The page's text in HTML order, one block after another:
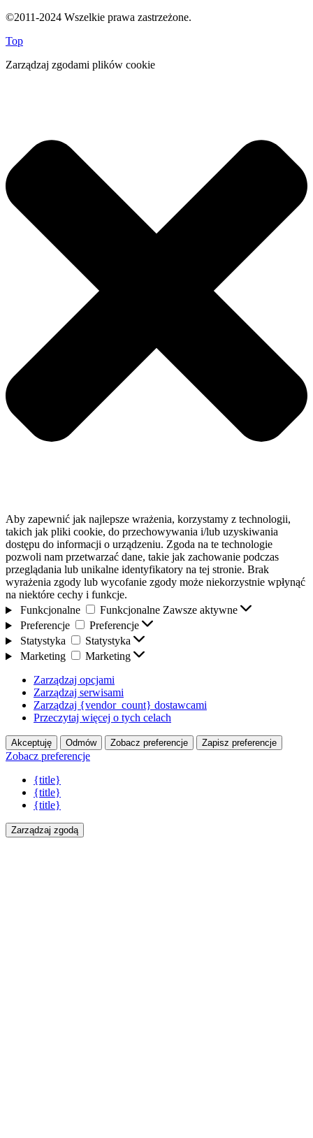
©2011-2024 Wszelkie prawa zastrzeżone.
Top
Zarządzaj zgodami plików cookie
Aby zapewnić jak najlepsze wrażenia, korzystamy z technologii,
takich jak pliki cookie, do przechowywania i/lub uzyskiwania
dostępu do informacji o urządzeniu. Zgoda na te technologie
pozwoli nam przetwarzać dane, takie jak zachowanie podczas
przeglądania lub unikalne identyfikatory na tej stronie. Brak
wyrażenia zgody lub wycofanie zgody może niekorzystnie wpłynąć
na niektóre cechy i funkcje.
Funkcjonalne
Funkcjonalne Zawsze aktywne
Preferencje
Preferencje
Statystyka
Statystyka
Marketing
Marketing
Zarządzaj opcjami
Zarządzaj serwisami
Zarządzaj {vendor_count} dostawcami
Przeczytaj więcej o tych celach
Akceptuję Odmów Zobacz preferencje Zapisz preferencje
Zobacz preferencje
{title}
{title}
{title}
Zarządzaj zgodą